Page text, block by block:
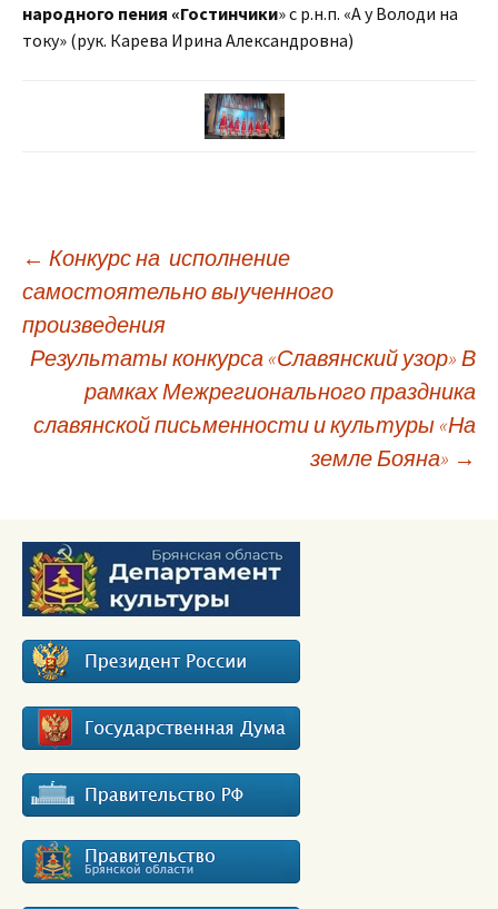
народного пения «Гостинчики» с р.н.п. «А у Володи на
току» (рук. Карева Ирина Александровна)
Навигация
по
записям
← Конкурс на исполнение
самостоятельно выученного
произведения
Результаты конкурса «Славянский узор» В
рамках Межрегионального праздника
славянской письменности и культуры «На
земле Бояна» →